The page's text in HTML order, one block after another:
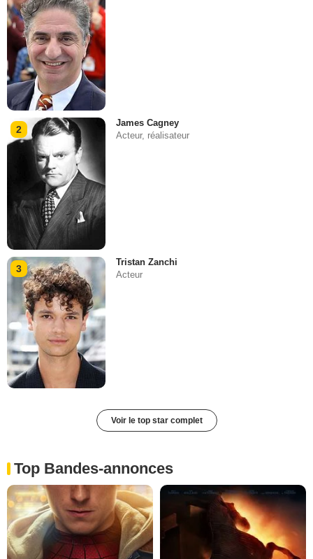
2
James Cagney
Acteur, réalisateur
3
Tristan Zanchi
Acteur
Voir le top star complet
Top Bandes-annonces